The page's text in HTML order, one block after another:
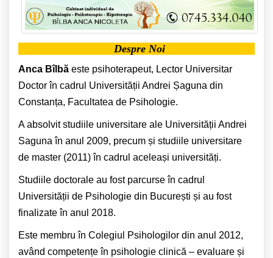
Despre Noi
Anca Bîlbă este psihoterapeut, Lector Universitar
Doctor în cadrul Universității Andrei Șaguna din
Constanța, Facultatea de Psihologie.
A absolvit studiile universitare ale Universității Andrei
Saguna în anul 2009, precum și studiile universitare
de master (2011) în cadrul aceleași universități.
Studiile doctorale au fost parcurse în cadrul
Universității de Psihologie din București și au fost
finalizate în anul 2018.
Este membru în Colegiul Psihologilor din anul 2012,
având competențe în psihologie clinică – evaluare și